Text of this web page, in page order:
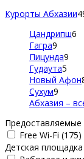
Курорты Абхазии
Цандрипш6
Гагра9
Пицунда9
Гудаута5
Новый Афон
Сухум9
Абхазия –
Предоставляемые
Free Wi-Fi (175)
Детская площадка